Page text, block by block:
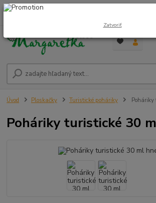
0948 236 042
Úvod Ploskačky Turistické poháriky
Poháriky turistické 30
Zatvoriť